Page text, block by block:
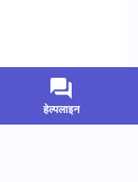
हेल्पलाइन